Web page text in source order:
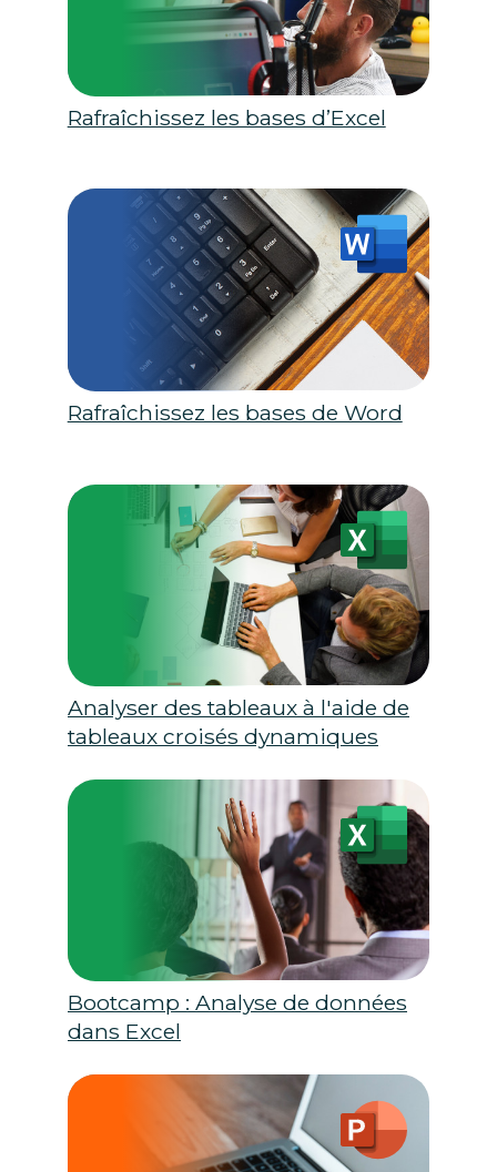
Rafraîchissez les bases d’Excel
Rafraîchissez les bases de Word
Analyser des tableaux à l'aide de
tableaux croisés dynamiques
Bootcamp : Analyse de données
dans Excel